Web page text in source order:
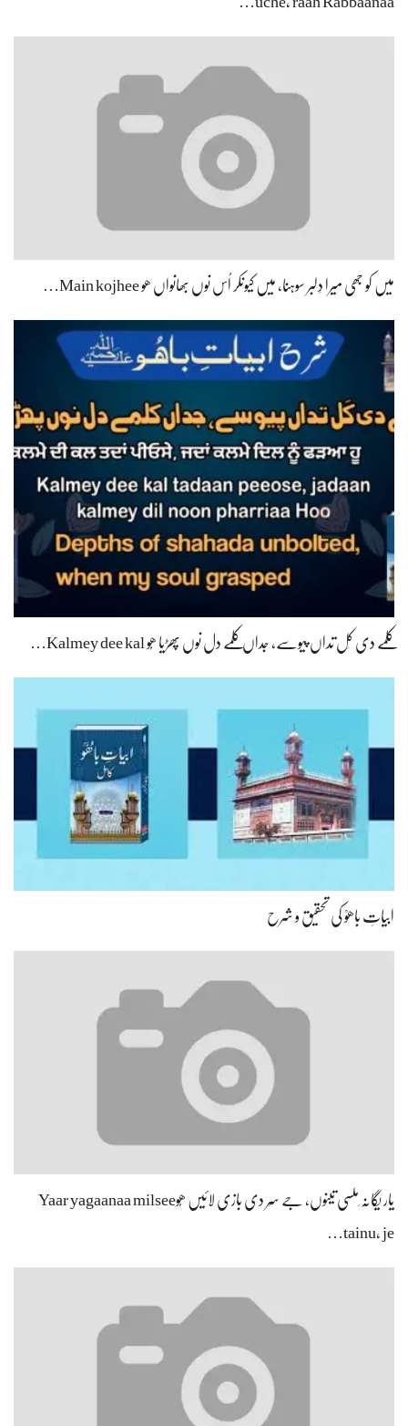
میں کو جھی میرا دِلبر سوہنا، میں کیونکر اُس نوں بھانواں ھو Main kojhee…
کلمے دی کَل تداں پیوسے، جداں کلمے دل نوں پھڑیا ھُو Kalmey dee kal…
ابیاتِ باھوؒ کی تحقیق و شرح
یار یگانہ ِملسی تینوں، جے سِر دی بازی لائیں ھُوYaar yagaanaa milsee
tainu, je…